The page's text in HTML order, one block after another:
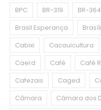
BPC
BR-319 BR-364
Brasil Esperança
Cabixi
Cacauicultura
Caerd
Café
Café
Cafezais
Caged
Câmara
Câmara dos